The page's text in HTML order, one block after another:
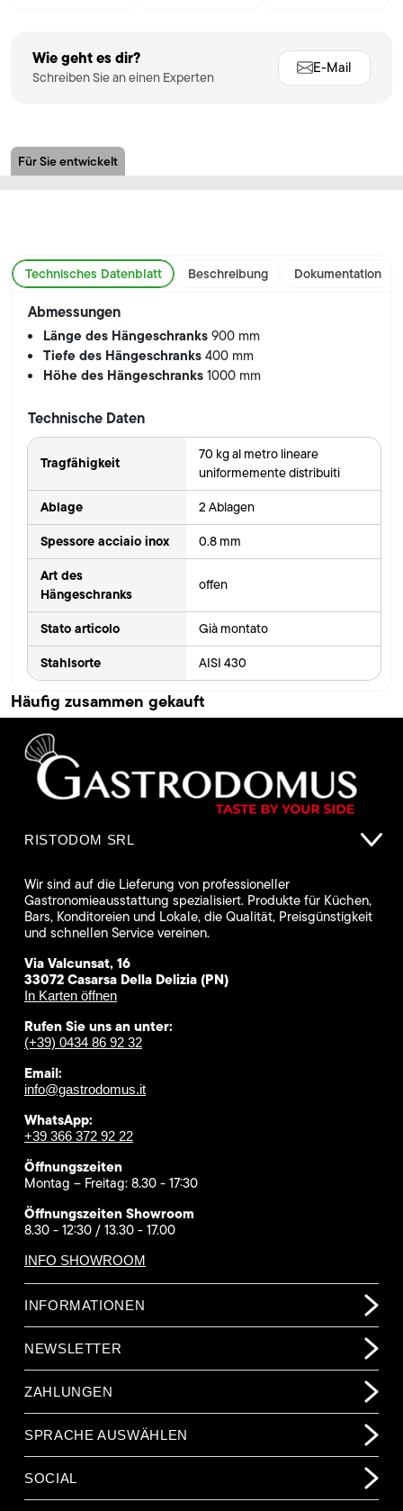
Wie geht es dir?
Schreiben Sie an einen Experten
E-Mail
Für Sie entwickelt
Technisches Datenblatt Beschreibung Dokumentation
Abmessungen
Länge des Hängeschranks900 mm
Tiefe des Hängeschranks400 mm
Höhe des Hängeschranks1000 mm
Technische Daten
Tragfähigkeit
70 kg al metro lineare
uniformemente distribuiti
Ablage 2 Ablagen
Spessore acciaio inox 0.8 mm
Art des
Hängeschranks
offen
Stato articolo Già montato
Stahlsorte AISI 430
Häufig zusammen gekauft
RISTODOM SRL
Wir sind auf die Lieferung von professioneller
Gastronomieausstattung spezialisiert. Produkte für Küchen,
Bars, Konditoreien und Lokale, die Qualität, Preisgünstigkeit
und schnellen Service vereinen.
Via Valcunsat, 16
33072 Casarsa Della Delizia (PN)
In Karten öffnen
Rufen Sie uns an unter:
(+39) 0434 86 92 32
Email:
info@gastrodomus.it
WhatsApp:
+39 366 372 92 22
Öffnungszeiten
Montag – Freitag: 8.30 - 17:30
Öffnungszeiten Showroom
8.30 - 12:30 / 13.30 - 17.00
INFO SHOWROOM
INFORMATIONEN
NEWSLETTER
ZAHLUNGEN
SPRACHE AUSWÄHLEN
SOCIAL